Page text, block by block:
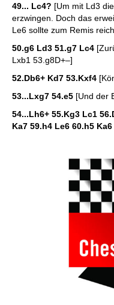
49... Lc4? [Um mit Ld3
erzwingen. Doch das
Le6 sollte zum Remis
50.g6 Ld3 51.g7 Lc4
Lxb1 53.g8D+–]
52.Db6+ Kd7 53.Kxf4
53...Lxg7 54.e5 [Und der
54...Lh6+ 55.Kg3 Lc1
Ka7 59.h4 Le6 60.h5